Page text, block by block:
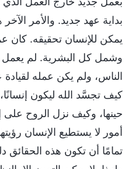
بداية عهد جديد. والأمر
يمكن للإنسان تحقيقه. كان
وشمل كل البشرية. لم
الناس، ولم يكن عمله
كيف تجسَّد الله ليكون
حينها، وكيف نزل الروح على
أمور لا يستطيع الإنسان
تمامًا أن تكون هذه الحقائق